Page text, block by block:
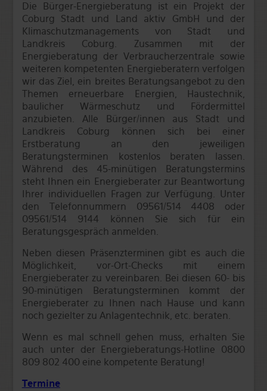
Die Bürger-Energieberatung ist ein Projekt der
Coburg Stadt und Land aktiv GmbH und der
Klimaschutzmanagements von Stadt und
Landkreis Coburg. Zusammen mit der
Energieberatung der Verbraucherzentrale sowie
weiteren kompetenten Energieberatern verfolgen
wir das Ziel, ein breites Beratungsangebot zu den
Themen erneuerbare Energien, Haustechnik,
baulicher Wärmeschutz und Fördermittel
anzubieten. Alle Bürger/innen aus Stadt und
Landkreis Coburg können sich bei einer
Erstberatung an den jeweiligen
Beratungsterminen kostenlos beraten lassen.
Während des 45-minütigen Beratungstermins
steht Ihnen ein Energieberater zur Beantwortung
Ihrer individuellen Fragen zur Verfügung. Unter
den Telefonnummern 09561/514 4408 oder
09561/514 9144 können Sie sich für ein
Beratungsgespräch anmelden.
Neben diesen Präsenzterminen gibt es auch die
Möglichkeit, vor-Ort-Checks mit einem
Energieberater zu vereinbaren. Bei diesen 60- bis
90-minütigen Beratungsterminen kommt der
Energieberater zu Ihnen nach Hause und kann
noch gezielter zu Anlagentechnik, etc. beraten.
Wenn es mal schnell gehen muss, erhalten Sie
auch unter der Energieberatungs-Hotline 0800
809 802 400 eine kompetente Beratung!
Termine